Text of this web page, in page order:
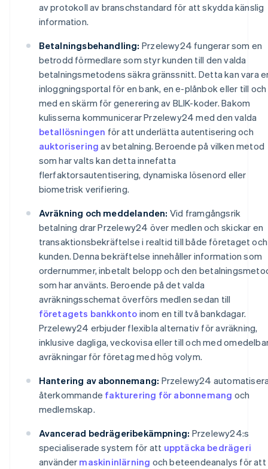
av protokoll av branschstandard för att skydda känslig
information.
Betalningsbehandling: Przelewy24 fungerar som en
betrodd förmedlare som styr kunden till den valda
betalningsmetodens säkra gränssnitt. Detta kan vara
inloggningsportal för en bank, en e-plånbok eller till och
med en skärm för generering av BLIK-koder. Bakom
kulisserna kommunicerar Przelewy24 med den valda
betallösningen för att underlätta autentisering och
auktorisering av betalning. Beroende på vilken metod
som har valts kan detta innefatta
flerfaktorsautentisering, dynamiska lösenord eller
biometrisk verifiering.
Avräkning och meddelanden: Vid framgångsrik
betalning drar Przelewy24 över medlen och skickar en
transaktionsbekräftelse i realtid till både företaget och
kunden. Denna bekräftelse innehåller information som
ordernummer, inbetalt belopp och den
som har använts. Beroende på det valda
avräkningsschemat överförs medlen sedan till
företagets bankkonto inom en till två bankdagar.
Przelewy24 erbjuder flexibla alternativ för avräkning,
inklusive dagliga, veckovisa eller till och med
avräkningar för företag med hög volym.
Hantering av abonnemang: Przelewy24
återkommande fakturering för abonnemang och
medlemskap.
Avancerad bedrägeribekämpning: Przelewy24:s
specialiserade system för att upptäcka bedrägeri
använder maskininlärning och beteendeanalys för att